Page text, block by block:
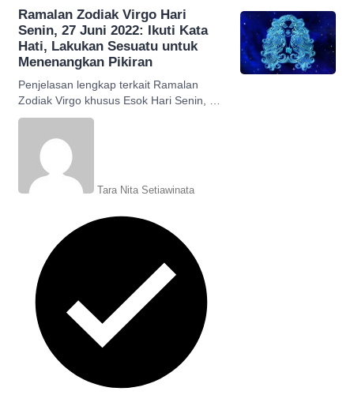
Ramalan Zodiak Virgo Hari
Senin, 27 Juni 2022: Ikuti Kata
Hati, Lakukan Sesuatu untuk
Menenangkan Pikiran
Penjelasan lengkap terkait Ramalan
Zodiak Virgo khusus Esok Hari Senin, 27
Juni 2022. Cek penjelasannya.
Tara Nita Setiawinata